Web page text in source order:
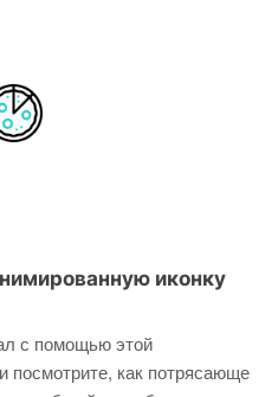
иконку
с помощью этой
посмотрите, как потрясающе